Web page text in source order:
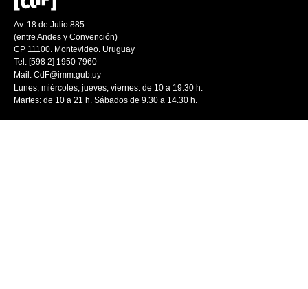
Av. 18 de Julio 885
(entre Andes y Convención)
CP 11100. Montevideo. Uruguay
Tel: [598 2] 1950 7960
Mail: CdF@imm.gub.uy
Lunes, miércoles, jueves, viernes: de 10 a 19.30 h.
Martes: de 10 a 21 h. Sábados de 9.30 a 14.30 h.